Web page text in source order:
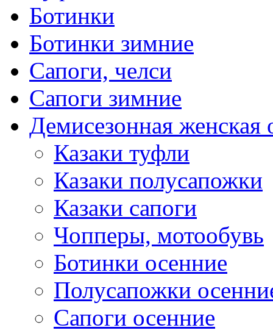
Ботинки
Ботинки зимние
Сапоги, челси
Сапоги зимние
Демисезонная женская
Казаки туфли
Казаки полусапожки
Казаки сапоги
Чопперы, мотообувь
Ботинки осенние
Полусапожки
Сапоги осенние